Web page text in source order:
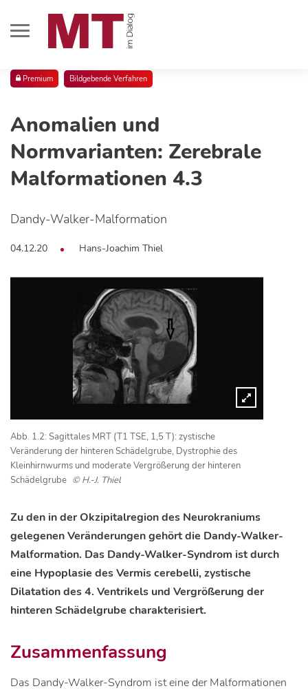
Premium Bildgebende Verfahren
Anomalien und
Normvarianten: Zerebrale
Malformationen 4.3
Dandy-Walker-Malformation
04.12.20 Hans-Joachim Thiel
Abb. 1.2: Sagittales MRT (T1 TSE, 1,5 T): zystische
Veränderung der hinteren Schädelgrube, Dystrophie des
Kleinhirnwurms und moderate Vergrößerung der hinteren
Schädelgrube © H.-J. Thiel
Zu den in der Okzipitalregion des Neurokraniums
gelegenen Veränderungen gehört die Dandy-Walker-
Malformation. Das Dandy-Walker-Syndrom ist durch
eine Hypoplasie des Vermis cerebelli, zystische
Dilatation des 4. Ventrikels und Vergrößerung der
hinteren Schädelgrube charakterisiert.
Zusammenfassung
Das Dandy-Walker-Syndrom ist eine der Malformationen